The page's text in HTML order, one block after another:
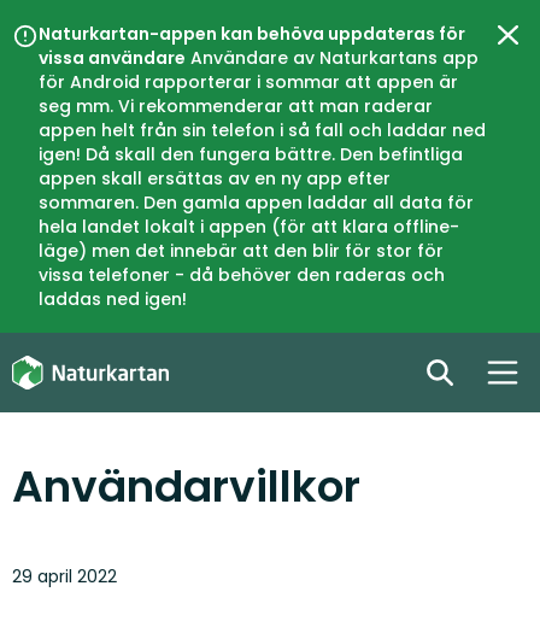
Naturkartan-appen kan behöva uppdateras för
vissa användare Användare av Naturkartans app
för Android rapporterar i sommar att appen är
seg mm. Vi rekommenderar att man raderar
appen helt från sin telefon i så fall och laddar ned
igen! Då skall den fungera bättre. Den befintliga
appen skall ersättas av en ny app efter
sommaren. Den gamla appen laddar all data för
hela landet lokalt i appen (för att klara offline-
läge) men det innebär att den blir för stor för
vissa telefoner - då behöver den raderas och
laddas ned igen!
Användarvillkor
29 april 2022